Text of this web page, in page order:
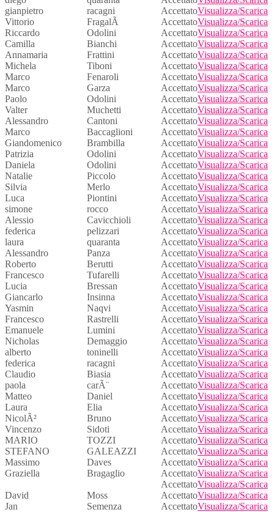
gianpietro
racagni AccettatoVisualizza/Scarica
Vittorio
FragalÃ AccettatoVisualizza/Scarica
Riccardo
Odolini AccettatoVisualizza/Scarica
Camilla
Bianchi AccettatoVisualizza/Scarica
Annamaria
Frattini AccettatoVisualizza/Scarica
Michela
Tiboni AccettatoVisualizza/Scarica
Marco
Fenaroli AccettatoVisualizza/Scarica
Marco
Garza AccettatoVisualizza/Scarica
Paolo
Odolini AccettatoVisualizza/Scarica
Valter
Muchetti AccettatoVisualizza/Scarica
Alessandro
Cantoni AccettatoVisualizza/Scarica
Marco
Baccaglioni AccettatoVisualizza/Scarica
Giandomenico
Brambilla AccettatoVisualizza/Scarica
Patrizia
Odolini AccettatoVisualizza/Scarica
Daniela
Odolini AccettatoVisualizza/Scarica
Natalie
Piccolo AccettatoVisualizza/Scarica
Silvia
Merlo AccettatoVisualizza/Scarica
Luca
Piontini AccettatoVisualizza/Scarica
simone
rocco AccettatoVisualizza/Scarica
Alessio
Cavicchioli AccettatoVisualizza/Scarica
federica
pelizzari AccettatoVisualizza/Scarica
laura
quaranta AccettatoVisualizza/Scarica
Alessandro
Panza AccettatoVisualizza/Scarica
Roberto
Berutti AccettatoVisualizza/Scarica
Francesco
Tufarelli AccettatoVisualizza/Scarica
Lucia
Bressan AccettatoVisualizza/Scarica
Giancarlo
Insinna AccettatoVisualizza/Scarica
Yasmin
Naqvi AccettatoVisualizza/Scarica
Francesco
Rastrelli AccettatoVisualizza/Scarica
Emanuele
Lumini AccettatoVisualizza/Scarica
Nicholas
Demaggio AccettatoVisualizza/Scarica
alberto
toninelli AccettatoVisualizza/Scarica
federica
racagni AccettatoVisualizza/Scarica
Claudio
Biasia AccettatoVisualizza/Scarica
paola
carÃ¨ AccettatoVisualizza/Scarica
Matteo
Daniel AccettatoVisualizza/Scarica
Laura
Elia AccettatoVisualizza/Scarica
NicolÃ²
Bruno AccettatoVisualizza/Scarica
Vincenzo
Sidoti AccettatoVisualizza/Scarica
MARIO
TOZZI AccettatoVisualizza/Scarica
STEFANO
GALEAZZI AccettatoVisualizza/Scarica
Massimo
Daves AccettatoVisualizza/Scarica
Graziella
Bragaglio AccettatoVisualizza/Scarica
AccettatoVisualizza/Scarica
David
Moss AccettatoVisualizza/Scarica
Jan
Semenza AccettatoVisualizza/Scarica